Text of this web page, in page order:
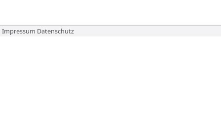
Impressum Datenschutz